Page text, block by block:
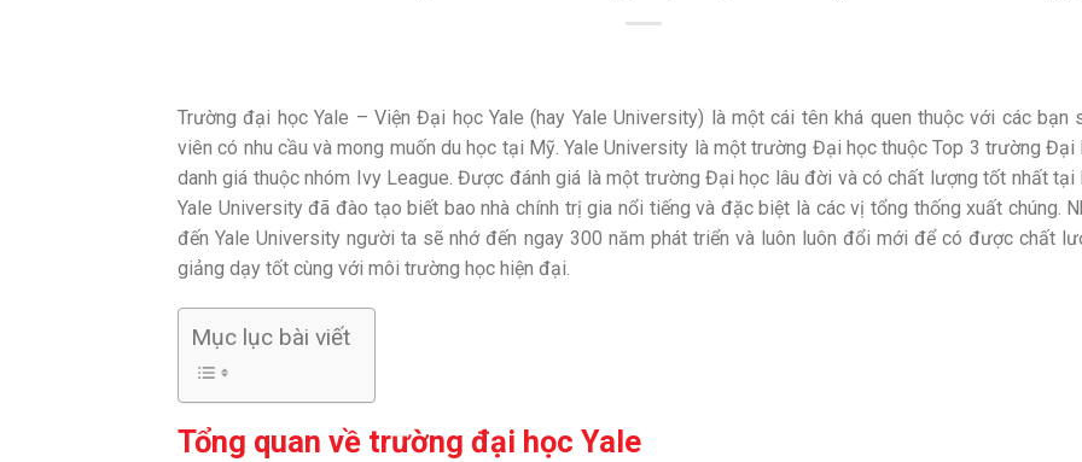
Trường đại học Yale – Viện Đại học Yale (hay Yale University) là một cái tên khá quen thuộc với các bạn
viên có nhu cầu và mong muốn du học tại Mỹ. Yale University là một trường Đại học thuộc Top 3 trường Đại
danh giá thuộc nhóm Ivy League. Được đánh giá là một trường Đại học lâu đời và có chất lượng tốt nhất tại
Yale University đã đào tạo biết bao nhà chính trị gia nổi tiếng và đặc biệt là các vị tổng thống xuất chúng.
đến Yale University người ta sẽ nhớ đến ngay 300 năm phát triển và luôn luôn đổi mới để có được chất
giảng dạy tốt cùng với môi trường học hiện đại.
Mục lục bài viết
Tổng quan về trường đại học Yale